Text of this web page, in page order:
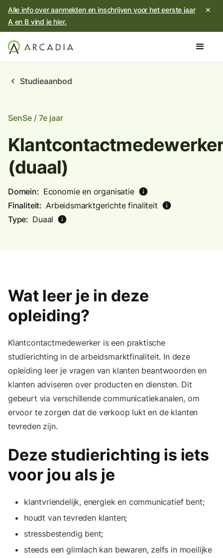
Alle info over aanmelden en inschrijven voor het eerste jaar
A en B vind je hier.
✕
chevron_left Studieaanbod
SenSe / 7e jaar
(duaal)
Domein: Economie en organisatie info
Finaliteit: Arbeidsmarktgerichte finaliteit info
Type: Duaal info
Wat leer je in deze
opleiding?
Klantcontactmedewerker is een praktische
studierichting in de arbeidsmarktfinaliteit. In deze
opleiding leer je vragen van klanten beantwoorden en
klanten adviseren over producten en diensten. Dit
gebeurt via verschillende communicatiekanalen, om
ervoor te zorgen dat de verkoop lukt en de klanten
tevreden zijn.
Deze studierichting is iets
voor jou als je
klantvriendelijk, energiek en communicatief bent;
houdt van tevreden klanten;
stressbestendig bent;
steeds een glimlach kan bewaren, zelfs in moeilijke